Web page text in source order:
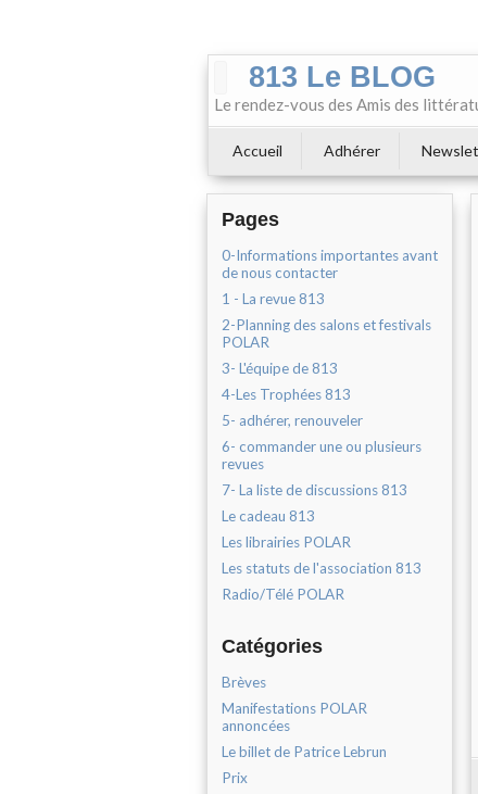
813 Le BLOG
Le rendez-vous des Amis des
Accueil Adhérer
Pages
0-Informations importantes avant
de nous contacter
1 - La revue 813
2-Planning des salons et festivals
POLAR
3- L'équipe de 813
4-Les Trophées 813
5- adhérer, renouveler
6- commander une ou plusieurs
revues
7- La liste de discussions 813
Le cadeau 813
Les librairies POLAR
Les statuts de l'association 813
Radio/Télé POLAR
Catégories
Brèves
Manifestations POLAR
annoncées
Le billet de Patrice Lebrun
Prix